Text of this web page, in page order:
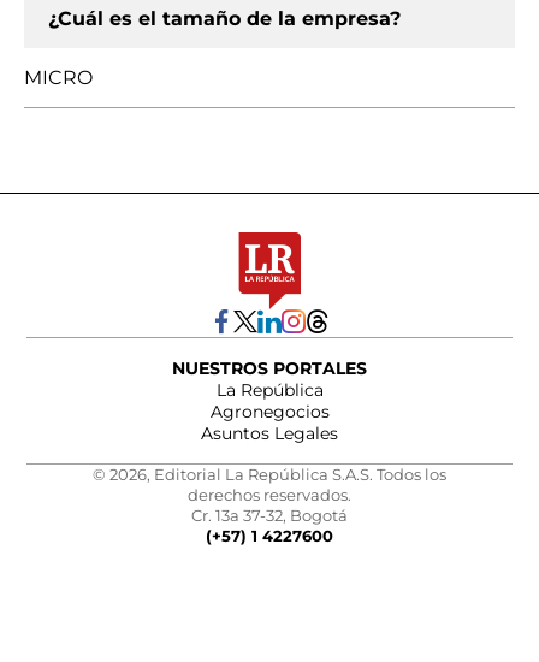
¿Cuál es el tamaño de la empresa?
MICRO
NUESTROS PORTALES
La República
Agronegocios
Asuntos Legales
© 2026, Editorial La República S.A.S. Todos los
derechos reservados.
Cr. 13a 37-32, Bogotá
(+57) 1 4227600